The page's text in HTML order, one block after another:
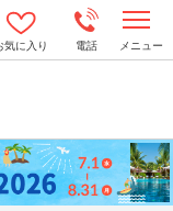
気に入り 電話 メニュー
o
n
a
v
i
g